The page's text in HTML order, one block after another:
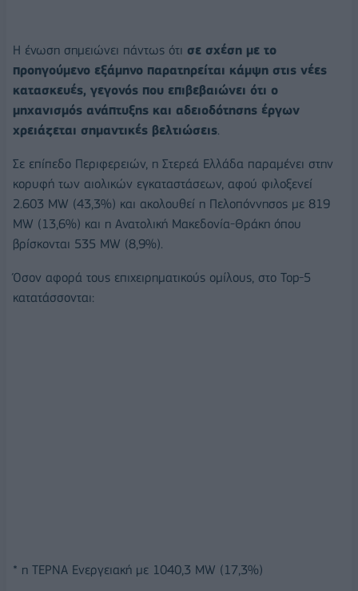
Η ένωση σημειώνει πάντως ότι σε σχέση με το
προηγούμενο εξάμηνο παρατηρείται κάμψη στις νέες
κατασκευές, γεγονός που επιβεβαιώνει ότι ο
μηχανισμός ανάπτυξης και αδειοδότησης έργων
χρειάζεται σημαντικές βελτιώσεις.
Σε επίπεδο Περιφερειών, η Στερεά Ελλάδα παραμένει στην
κορυφή των αιολικών εγκαταστάσεων, αφού φιλοξενεί
2.603 MW (43,3%) και ακολουθεί η Πελοπόννησος με 819
ΜW (13,6%) και η Ανατολική Μακεδονία-Θράκη όπου
βρίσκονται 535 MW (8,9%).
Όσον αφορά τους επιχειρηματικούς ομίλους, στο Top-5
κατατάσσονται:
* η ΤΕΡΝΑ Ενεργειακή με 1040,3 MW (17,3%)